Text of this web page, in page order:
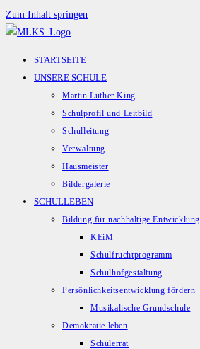
Zum Inhalt springen
STARTSEITE
UNSERE SCHULE
Martin Luther King
Schulprofil und Leitbild
Schulleitung
Verwaltung
Hausmeister
Bildergalerie
SCHULLEBEN
Bildung für nachhaltige Entwicklung
KEiM
Schulfruchtprogramm
Schulhofgestaltung
Persönlichkeitsentwicklung fördern
Musikalische Grundschule
Demokratie leben
Schülerrat